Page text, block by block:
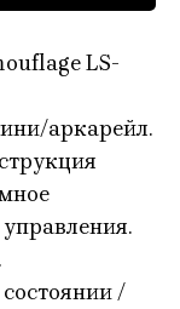
LS-
аркарейл.
/